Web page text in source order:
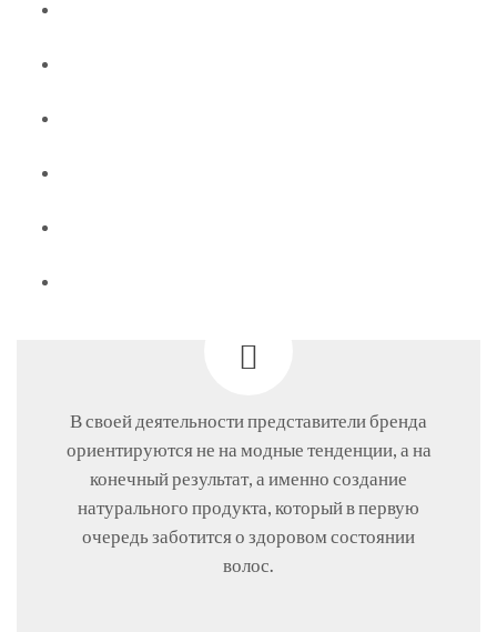
В своей деятельности представители бренда
ориентируются не на модные тенденции, а на
конечный результат, а именно создание
натурального продукта, который в первую
очередь заботится о здоровом состоянии
волос.